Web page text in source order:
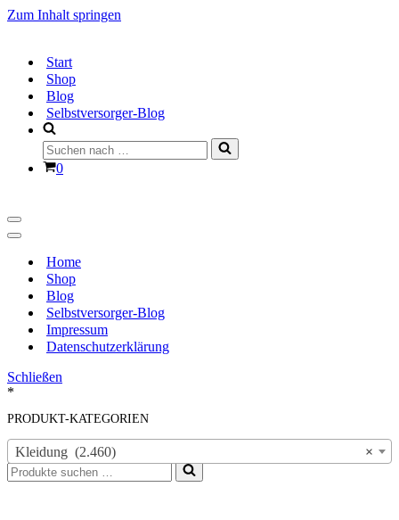
Zum Inhalt springen
Start
Shop
Blog
Selbstversorger-Blog
Suchen
nach …
Warenkorb
0
Navigationsmenü
Navigationsmenü
Home
Shop
Blog
Selbstversorger-Blog
Impressum
Datenschutzerklärung
Schließen
*
PRODUKT-KATEGORIEN
×
Kleidung (2.460)
Suchen
nach …